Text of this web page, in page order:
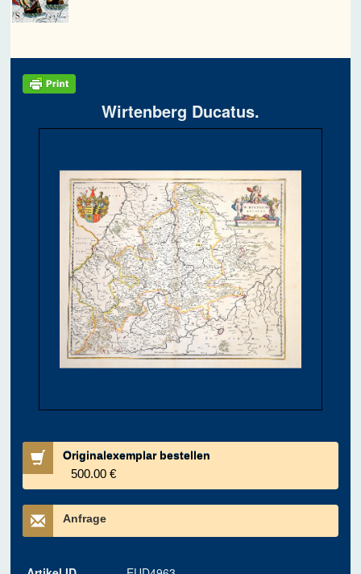
Wirtenberg Ducatus.
Originalexemplar bestellen
500.00 €
Anfrage